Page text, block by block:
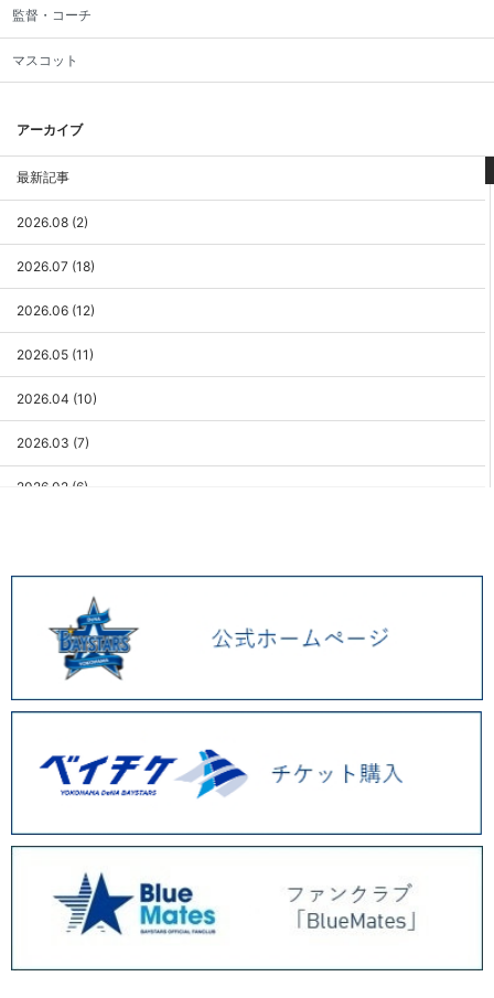
監督・コーチ
マスコット
アーカイブ
最新記事
2026.08 (2)
2026.07 (18)
2026.06 (12)
2026.05 (11)
2026.04 (10)
2026.03 (7)
2026.02 (6)
2025.12 (3)
2025.11 (6)
2025.10 (5)
2025.09 (5)
2025.08 (6)
2025.07 (6)
2025.05 (9)
2025.04 (9)
2025.03 (9)